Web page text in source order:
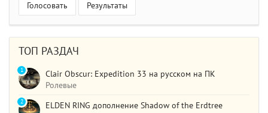
Голосовать Результаты
ТОП РАЗДАЧ
Clair Obscur: Expedition 33 на русском на ПК
Ролевые
1
ELDEN RING дополнение Shadow of the Erdtree
2